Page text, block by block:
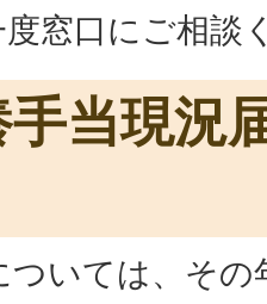
窓口にご相談
手当現況
ついては、そ